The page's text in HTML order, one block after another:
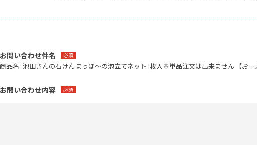
お問い合わせ件名 必須
商品名 : 池田さんの石けん まっほ～の泡立てネット 1枚入※単品注文は出来ません 【お
お問い合わせ内容 必須